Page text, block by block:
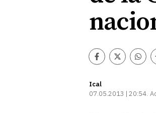
Facebook
Twitter
Comentarios
Ical
07.05.2013 | 20:54